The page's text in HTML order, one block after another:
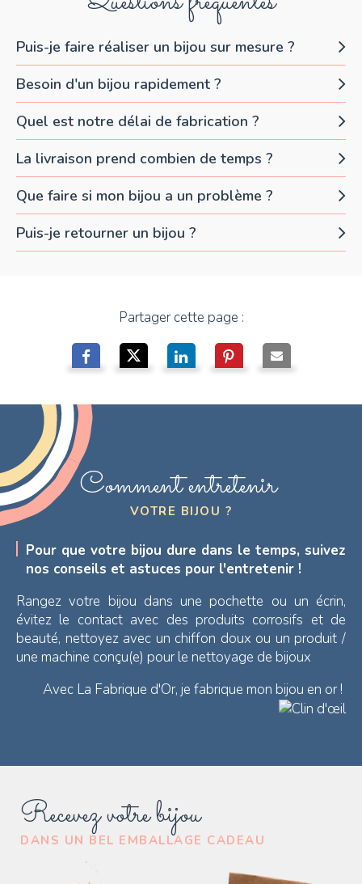
Puis-je faire réaliser un bijou sur mesure ?
Besoin d'un bijou rapidement ?
Quel est notre délai de fabrication ?
La livraison prend combien de temps ?
Que faire si mon bijou a un problème ?
Puis-je retourner un bijou ?
Partager cette page :
Recevez votre bijou
DANS UN BEL EMBALLAGE CADEAU
Comment entretenir
VOTRE BIJOU ?
Pour que votre bijou dure dans le temps, suivez
nos conseils et astuces pour l'entretenir !
Rangez votre bijou dans une pochette ou un écrin,
évitez le contact avec des produits corrosifs et de
beauté, nettoyez avec un chiffon doux ou un produit /
une machine conçu(e) pour le nettoyage de bijoux
Avec La Fabrique d'Or, je fabrique mon bijou en or !